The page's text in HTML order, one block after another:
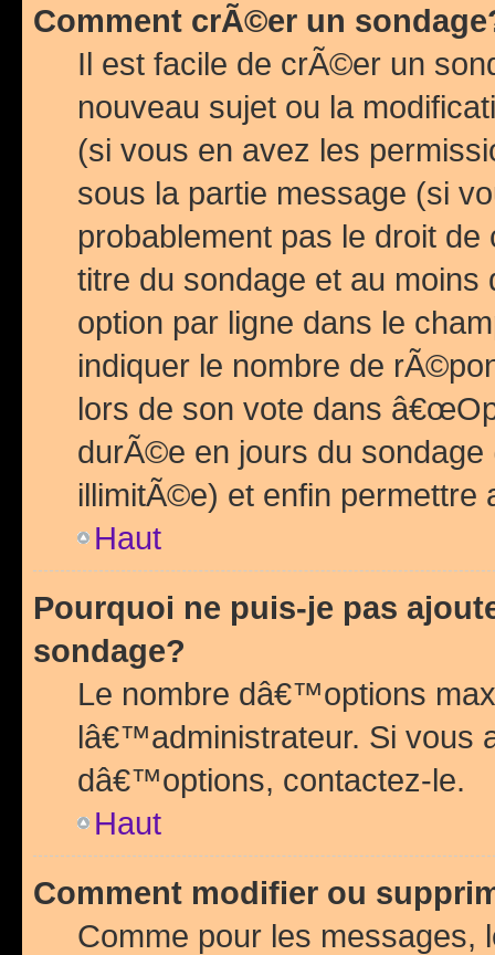
Comment crÃ©er un
Il est facile de crÃ©er un
nouveau sujet ou la
(si vous en avez les
sous la partie message (si
probablement pas le droit
titre du sondage et au
option par ligne dans le
indiquer le nombre de
lors de son vote dans
durÃ©e en jours du
illimitÃ©e) et enfin permettre
Haut
Pourquoi ne puis-je pas
sondage?
Le nombre dâ€™options
lâ€™administrateur. Si vous
dâ€™options, contactez-le.
Haut
Comment modifier ou
Comme pour les messages,